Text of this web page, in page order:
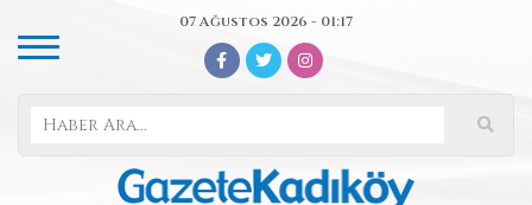
07 Ağustos 2026 - 01:17